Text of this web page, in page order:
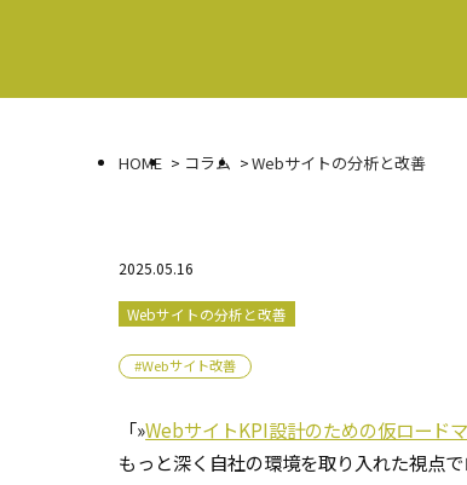
HOME コラム Webサイトの分析と改善
2025.05.16
Webサイトの分析と改善
#Webサイト改善
「»WebサイトKPI設計のための仮ロード
もっと深く自社の環境を取り入れた視点